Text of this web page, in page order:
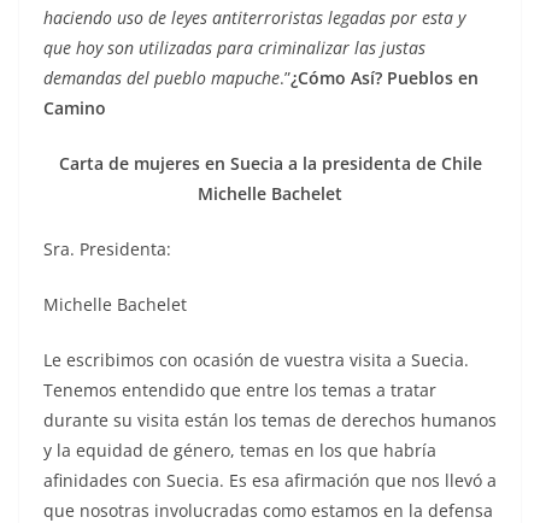
haciendo uso de leyes antiterroristas legadas por esta y
que hoy son utilizadas para criminalizar las justas
demandas del pueblo mapuche.”¿Cómo Así? Pueblos en
Camino
Carta de mujeres en Suecia a la presidenta de Chile
Michelle Bachelet
Sra. Presidenta:
Michelle Bachelet
Le escribimos con ocasión de vuestra visita a Suecia.
Tenemos entendido que entre los temas a tratar
durante su visita están los temas de derechos humanos
y la equidad de género, temas en los que habría
afinidades con Suecia. Es esa afirmación que nos llevó a
que nosotras involucradas como estamos en la defensa